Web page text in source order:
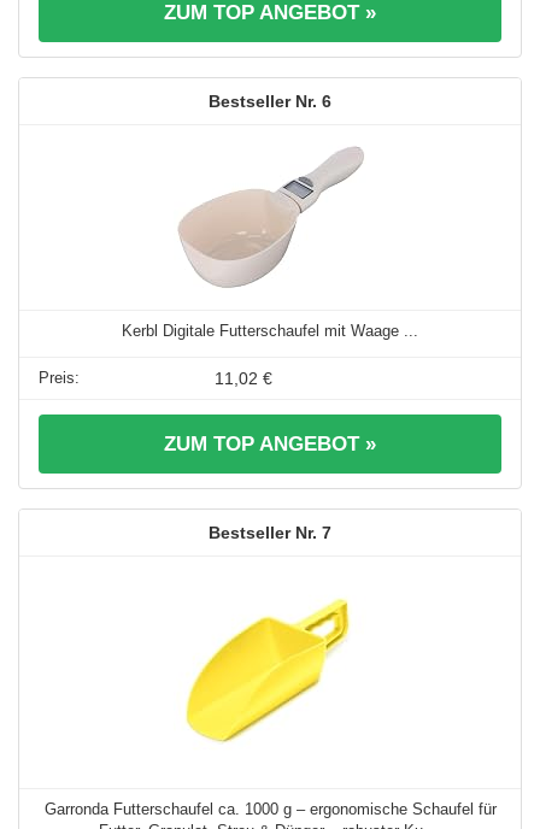
ZUM TOP ANGEBOT »
6
Kerbl Digitale Futterschaufel mit Waage ...
11,02 €
ZUM TOP ANGEBOT »
7
Garronda Futterschaufel ca. 1000 g – ergonomische Schaufel für